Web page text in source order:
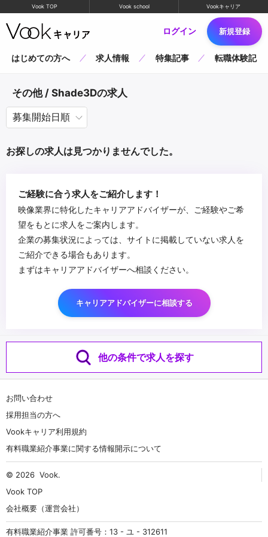
Vook TOP Vook school Vookキャリア
ログイン 新規登録
はじめての方へ 求人情報 特集記事 転職体験記
その他 / Shade3Dの求人
お探しの求人は見つかりませんでした。
ご経験に合う求人をご紹介します！
映像業界に特化したキャリアアドバイザーが、ご経験やご希
望をもとに求人をご案内します。
企業の募集状況によっては、サイトに掲載していない求人を
ご紹介できる場合もあります。
まずはキャリアアドバイザーへ相談ください。
キャリアアドバイザーに相談する
他の条件で求人を探す
お問い合わせ
採用担当の方へ
Vookキャリア利用規約
有料職業紹介事業に関する情報開示について
© 2026 Vook.
Vook TOP
会社概要（運営会社）
有料職業紹介事業 許可番号：13 - ユ - 312611